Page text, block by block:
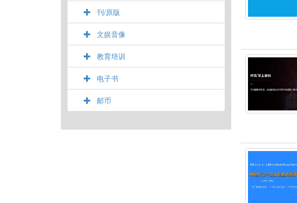
刊/原版
文娱音像
教育培训
电子书
邮币